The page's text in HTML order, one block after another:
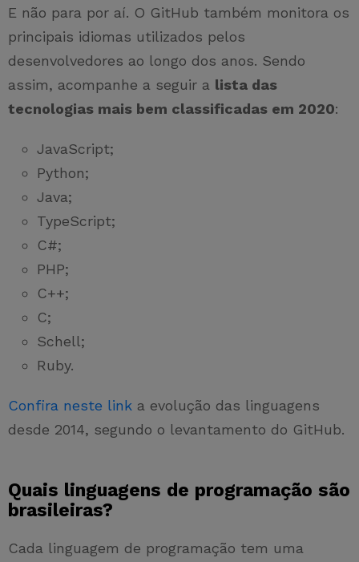
E não para por aí. O GitHub também monitora os
principais idiomas utilizados pelos
desenvolvedores ao longo dos anos. Sendo
assim, acompanhe a seguir a lista das
tecnologias mais bem classificadas em 2020:
JavaScript;
Python;
Java;
TypeScript;
C#;
PHP;
C++;
C;
Schell;
Ruby.
Confira neste link a evolução das linguagens
desde 2014, segundo o levantamento do GitHub.
Quais linguagens de programação são
brasileiras?
Cada linguagem de programação tem uma